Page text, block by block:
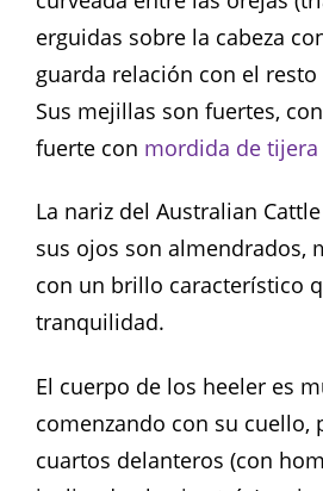
erguidas sobre la cabeza
guarda relación con el
Sus mejillas son fuertes,
fuerte con mordida de tijera
La nariz del Australian
sus ojos son almendrados,
con un brillo característico
tranquilidad.
El cuerpo de los heeler es
comenzando con su cuello,
cuartos delanteros (con